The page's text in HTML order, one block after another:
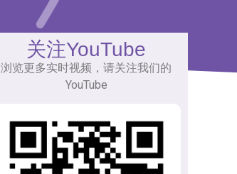
关注YouTube
浏览更多实时视频，请关注我们的
YouTube